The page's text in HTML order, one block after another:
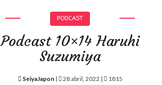
PODCAST
Podcast 10×14 Haruhi
Suzumiya
SeiyaJapon| 28 abril, 2022 | 1815